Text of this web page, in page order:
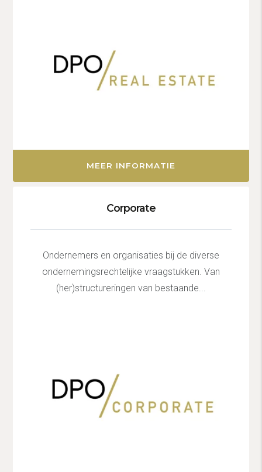
MEER INFORMATIE
Corporate
Ondernemers en organisaties bij de diverse
ondernemingsrechtelijke vraagstukken. Van
(her)structureringen van bestaande...